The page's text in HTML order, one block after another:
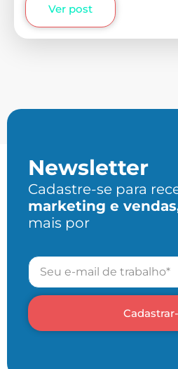
Ver post
Newsletter
Cadastre-se para
marketing e
mais por